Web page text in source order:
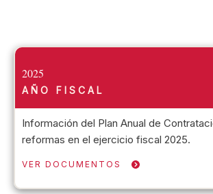
2025
AÑO FISCAL
Información del Plan Anual de
reformas en el ejercicio fiscal 2025.
VER DOCUMENTOS